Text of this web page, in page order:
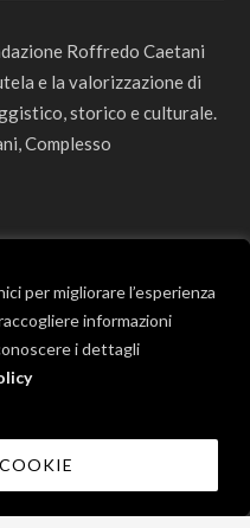
per migliorare l’esperienza
informazioni
i dettagli
Roffredo Caetani
e la valorizzazione di
storico e culturale.
Complesso